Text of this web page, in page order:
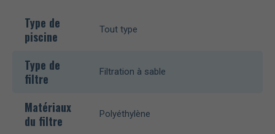
Type de
piscine
Tout type
Type de
filtre
Filtration à sable
Matériaux
du filtre
Polyéthylène